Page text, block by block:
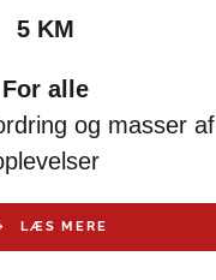
5 KM
For alle
og masser af
LÆS MERE